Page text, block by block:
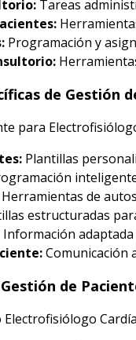
Tareas
Programación y
de Gestión
para
Plantillas
Herramientas de
estructuradas
Información
Comunicación
de